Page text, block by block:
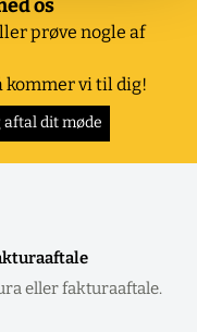
os
prøve nogle af
kommer vi til dig!
aftal dit møde
eller fakturaaftale.